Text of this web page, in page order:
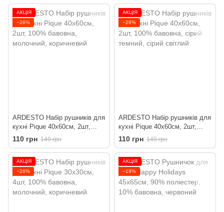
АКЦІЯ
−26%
ARDESTO Набір рушників для
кухні Pique 40x60см, 2шт,
100% бавовна, молочний,
коричневий
110 грн 149 грн
АКЦІЯ
−26%
ARDESTO Набір рушників для
кухні Pique 40x60см, 2шт,
100% бавовна, сірий темний,
сірий світлий
110 грн 149 грн
АКЦІЯ
−26%
АКЦІЯ
−19%